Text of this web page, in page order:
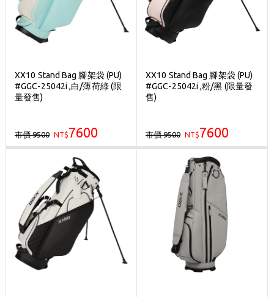
XX10 Stand Bag 腳架袋 (PU)
#GGC-25042i ,白/薄荷綠 (限
量發售)
市價 9500 NT$7600
XX10 Stand Bag 腳架袋 (PU)
#GGC-25042i ,粉/黑 (限量發
售)
市價 9500 NT$7600